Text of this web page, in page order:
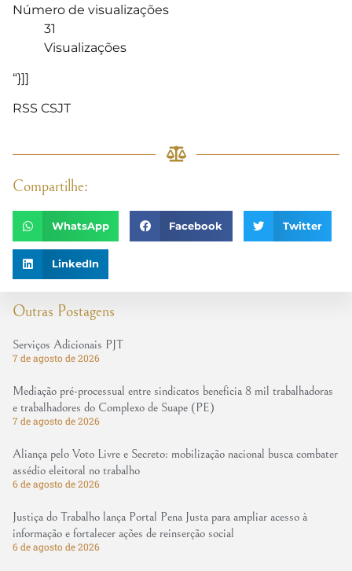
Outras Postagens
Serviços Adicionais PJT
7 de agosto de 2026
Mediação pré-processual entre sindicatos beneficia 8 mil trabalhadoras
e trabalhadores do Complexo de Suape (PE)
7 de agosto de 2026
Aliança pelo Voto Livre e Secreto: mobilização nacional busca combater
assédio eleitoral no trabalho
6 de agosto de 2026
Justiça do Trabalho lança Portal Pena Justa para ampliar acesso à
informação e fortalecer ações de reinserção social
6 de agosto de 2026
Número de visualizações
31
Visualizações
“}]]
RSS CSJT
Compartilhe:
WhatsApp Facebook Twitter
LinkedIn